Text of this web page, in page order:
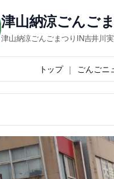
津山納涼ごんご
津山納涼ごんごまつりIN吉井川
トップ ごんごニ